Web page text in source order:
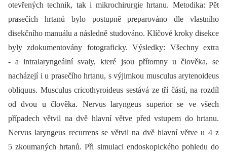
otevřených technik, tak i mikrochirurgie hrtanu. Metodika: Pět
prasečích hrtanů bylo postupně preparováno dle vlastního
disekčního manuálu a následně studováno. Klíčové kroky disekce
byly zdokumentovány fotograficky. Výsledky: Všechny extra
-⁠ a intralaryngeální svaly, které jsou přítomny u člověka, se
nacházejí i u prasečího hrtanu, s výjimkou musculus arytenoideus
obliquus. Musculus cricothyroideus sestává ze tří částí, na rozdíl
od dvou u člověka. Nervus laryngeus superior se ve všech
případech větvil na dvě hlavní větve před vstupem do hrtanu.
Nervus laryngeus recurrens se větvil na dvě hlavní větve u 4 z
5 zkoumaných hrtanů. Při simulaci endoskopického pohledu do